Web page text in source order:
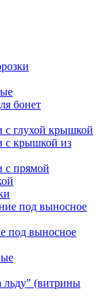
бонет
с глухой крышкой
с крышкой из
с прямой
под выносное
под выносное
(витрины